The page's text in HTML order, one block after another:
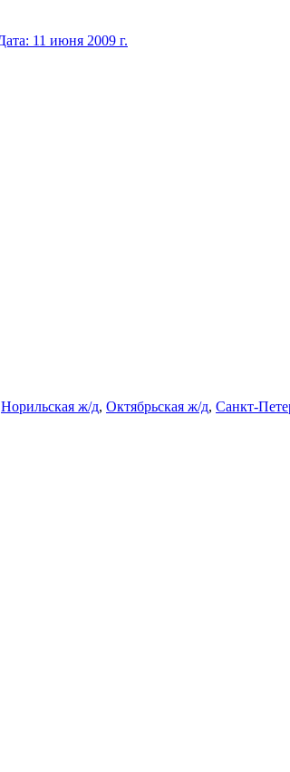
Норильская ж/д, Октябрьская ж/д, Санкт-